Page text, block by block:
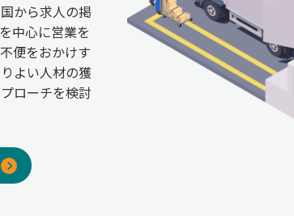
から求人の掲
中心に営業を
便をおかけす
よい人材の獲
ローチを検討